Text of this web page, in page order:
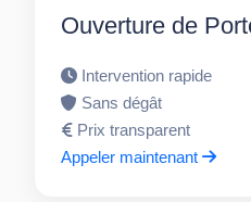
Ouverture de
Intervention rapide
Sans dégât
Prix transparent
Appeler maintenant